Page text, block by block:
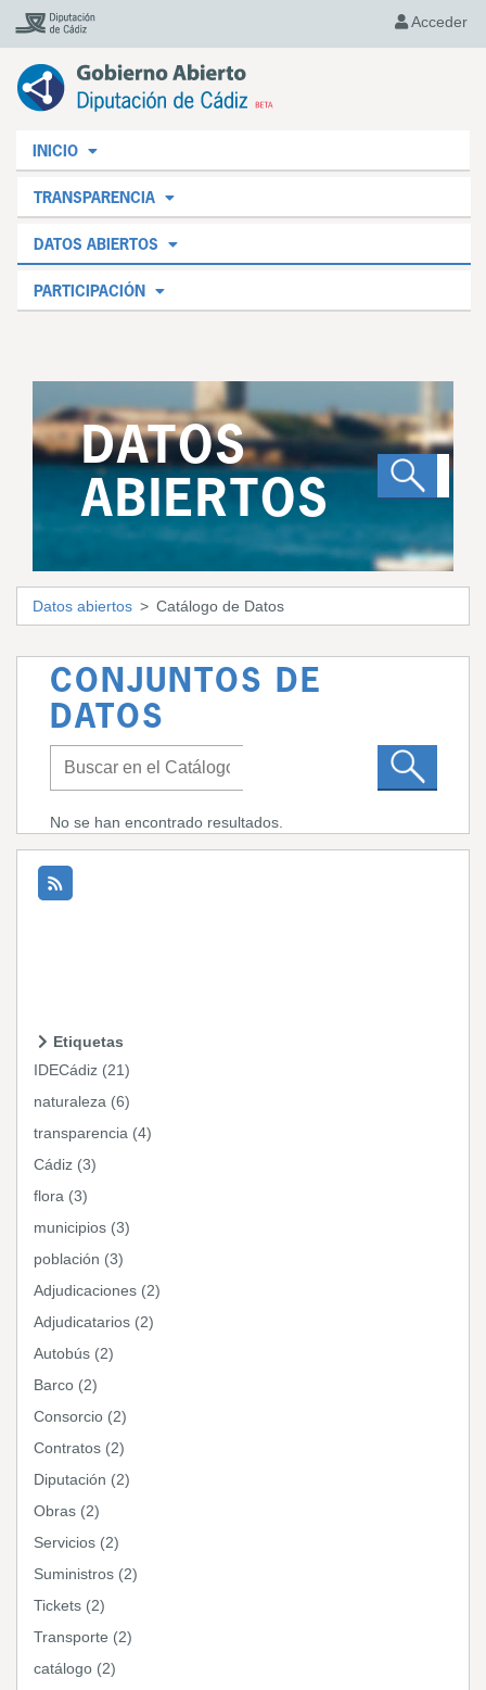
Acceder
INICIO
TRANSPARENCIA
DATOS ABIERTOS
PARTICIPACIÓN
DATOS
ABIERTOS
Datos abiertos Catálogo de Datos
CONJUNTOS DE
DATOS
No se han encontrado resultados.
Etiquetas
IDECádiz (21)
naturaleza (6)
transparencia (4)
Cádiz (3)
flora (3)
municipios (3)
población (3)
Adjudicaciones (2)
Adjudicatarios (2)
Autobús (2)
Barco (2)
Consorcio (2)
Contratos (2)
Diputación (2)
Obras (2)
Servicios (2)
Suministros (2)
Tickets (2)
Transporte (2)
catálogo (2)